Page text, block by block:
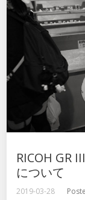
RICOH GR
について
2019-03-28